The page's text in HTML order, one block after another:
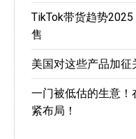
TikTok带货趋势
售
美国对这些产品加征
一门被低估的生意
紧布局！